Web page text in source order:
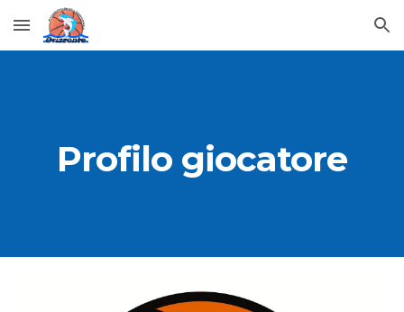
Skip to main content Skip to navigation
Profilo giocatore